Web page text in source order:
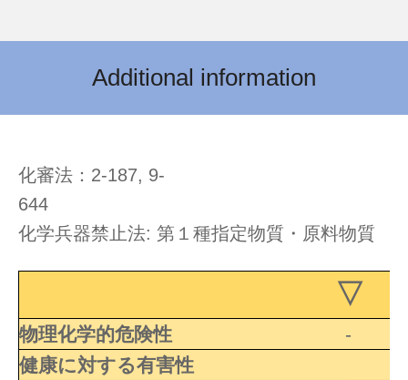
Additional information
化審法：2-187, 9-
644
化学兵器禁止法: 第１種指定物質・原料物質
▽
物理化学的危険性
-
健康に対する有害性